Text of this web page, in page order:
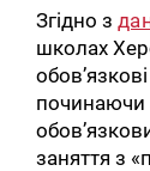
Згідно з
школах
починаючи
заняття з